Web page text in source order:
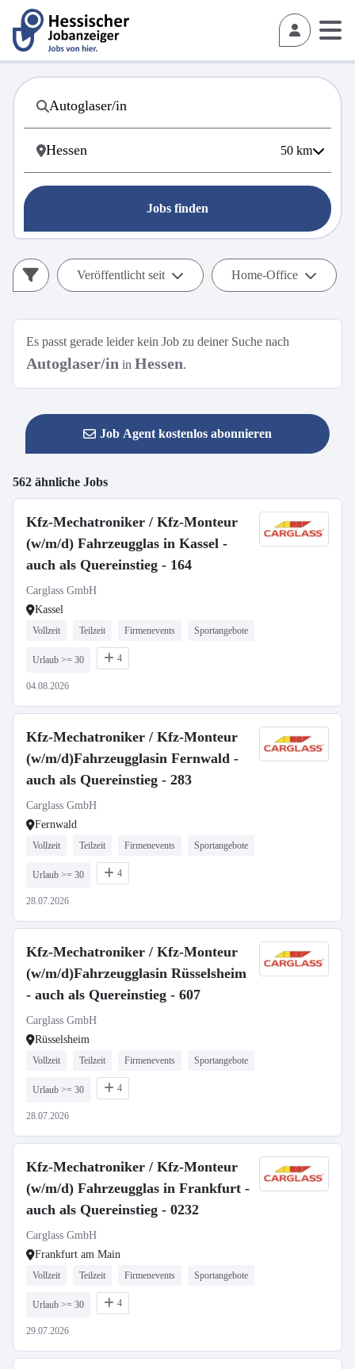
50 km
Jobs finden
Veröffentlicht seit Home-Office
Es passt gerade leider kein Job zu deiner Suche nach
Autoglaser/in in Hessen.
Job Agent kostenlos abonnieren
562 ähnliche Jobs
Kfz-Mechatroniker / Kfz-Monteur
(w/m/d) Fahrzeugglas in Kassel -
auch als Quereinstieg - 164
Carglass GmbH
Kassel
Vollzeit Teilzeit Firmenevents Sportangebote
Urlaub >= 30 4
04.08.2026
Kfz-Mechatroniker / Kfz-Monteur
(w/m/d)Fahrzeugglasin Fernwald -
auch als Quereinstieg - 283
Carglass GmbH
Fernwald
Vollzeit Teilzeit Firmenevents Sportangebote
Urlaub >= 30 4
28.07.2026
Kfz-Mechatroniker / Kfz-Monteur
(w/m/d)Fahrzeugglasin Rüsselsheim
- auch als Quereinstieg - 607
Carglass GmbH
Rüsselsheim
Vollzeit Teilzeit Firmenevents Sportangebote
Urlaub >= 30 4
28.07.2026
Kfz-Mechatroniker / Kfz-Monteur
(w/m/d) Fahrzeugglas in Frankfurt -
auch als Quereinstieg - 0232
Carglass GmbH
Frankfurt am Main
Vollzeit Teilzeit Firmenevents Sportangebote
Urlaub >= 30 4
29.07.2026